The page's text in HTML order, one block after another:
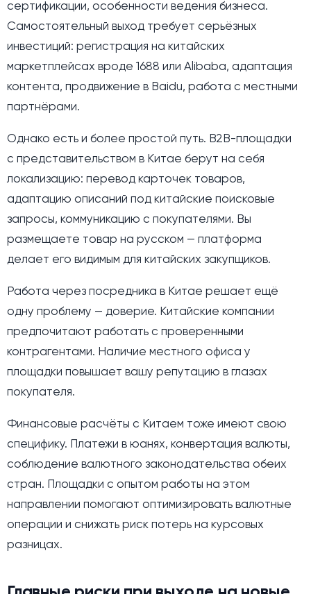
сертификации, особенности ведения бизнеса.
Самостоятельный выход требует серьёзных
инвестиций: регистрация на китайских
маркетплейсах вроде 1688 или Alibaba, адаптация
контента, продвижение в Baidu, работа с местными
партнёрами.
Однако есть и более простой путь. B2B-площадки
с представительством в Китае берут на себя
локализацию: перевод карточек товаров,
адаптацию описаний под китайские поисковые
запросы, коммуникацию с покупателями. Вы
размещаете товар на русском — платформа
делает его видимым для китайских закупщиков.
Работа через посредника в Китае решает ещё
одну проблему — доверие. Китайские компании
предпочитают работать с проверенными
контрагентами. Наличие местного офиса у
площадки повышает вашу репутацию в глазах
покупателя.
Финансовые расчёты с Китаем тоже имеют свою
специфику. Платежи в юанях, конвертация валюты,
соблюдение валютного законодательства обеих
стран. Площадки с опытом работы на этом
направлении помогают оптимизировать валютные
операции и снижать риск потерь на курсовых
разницах.